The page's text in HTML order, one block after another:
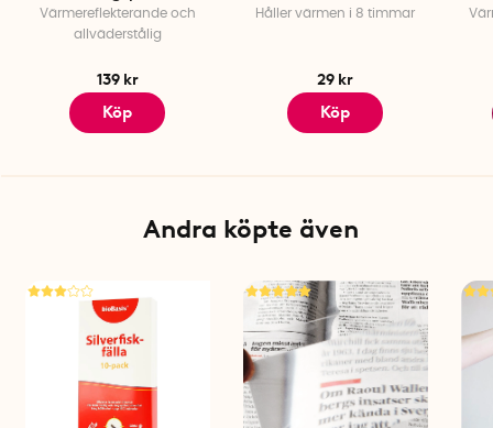
Värmereflekterande och
allväderstålig
139 kr
Köp
Håller värmen i 8 timmar
29 kr
Köp
Andra köpte även